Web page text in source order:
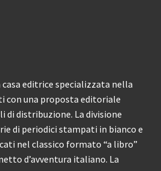
editrice specializzata nella
con una proposta editoriale
di distribuzione. La divisione
di periodici stampati in bianco e
nel classico formato “a libro”
d’avventura italiano. La